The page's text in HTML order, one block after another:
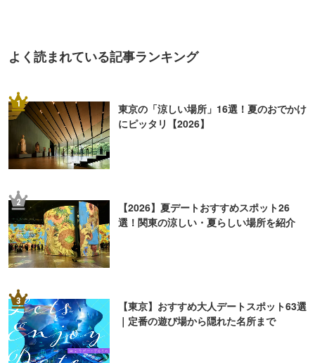
よく読まれている記事ランキング
1
東京の「涼しい場所」16選！夏のおでかけ
にピッタリ【2026】
2
【2026】夏デートおすすめスポット26
選！関東の涼しい・夏らしい場所を紹介
3
【東京】おすすめ大人デートスポット63選
｜定番の遊び場から隠れた名所まで